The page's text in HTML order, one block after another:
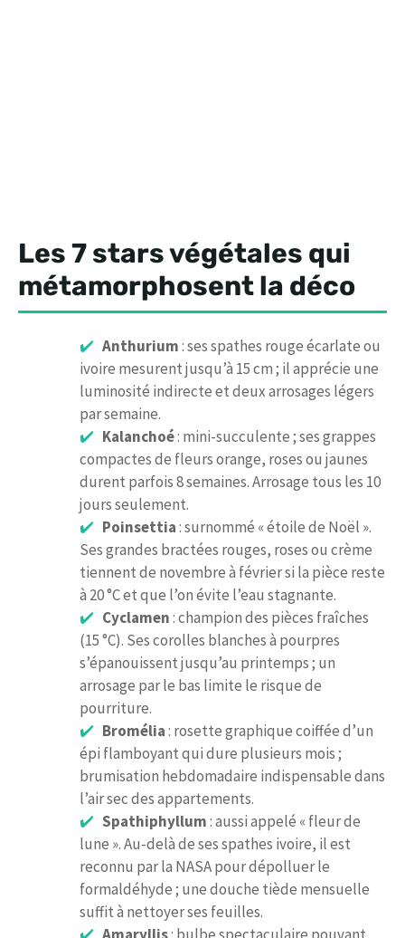
Les 7 stars végétales qui
métamorphosent la déco
Anthurium: ses spathes rouge écarlate ou
ivoire mesurent jusqu’à 15 cm ; il apprécie une
luminosité indirecte et deux arrosages légers
par semaine.
Kalanchoé: mini-succulente ; ses grappes
compactes de fleurs orange, roses ou jaunes
durent parfois 8 semaines. Arrosage tous les 10
jours seulement.
Poinsettia: surnommé « étoile de Noël ».
Ses grandes bractées rouges, roses ou crème
tiennent de novembre à février si la pièce reste
à 20 °C et que l’on évite l’eau stagnante.
Cyclamen: champion des pièces fraîches
(15 °C). Ses corolles blanches à pourpres
s’épanouissent jusqu’au printemps ; un
arrosage par le bas limite le risque de
pourriture.
Bromélia: rosette graphique coiffée d’un
épi flamboyant qui dure plusieurs mois ;
brumisation hebdomadaire indispensable dans
l’air sec des appartements.
Spathiphyllum: aussi appelé « fleur de
lune ». Au-delà de ses spathes ivoire, il est
reconnu par la NASA pour dépolluer le
formaldéhyde ; une douche tiède mensuelle
suffit à nettoyer ses feuilles.